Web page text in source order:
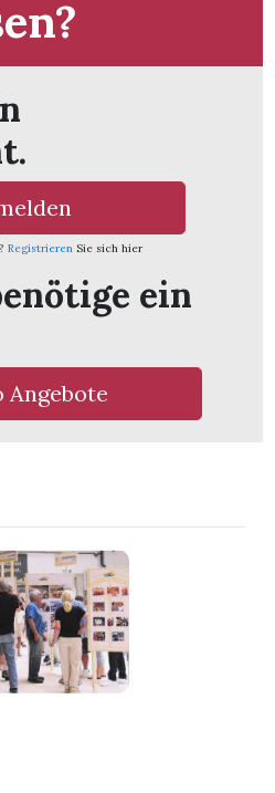
Registrieren Sie sich hier
ein
Angebote